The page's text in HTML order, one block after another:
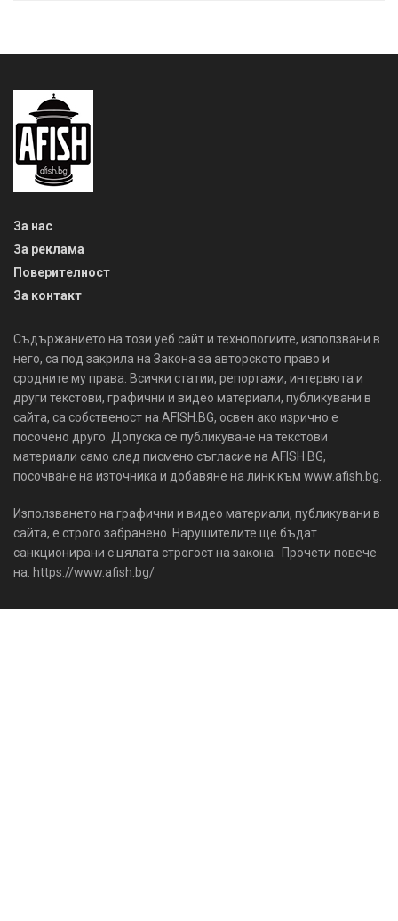
За нас
За реклама
Поверителност
За контакт
Съдържанието на този уеб сайт и технологиите, използвани в
него, са под закрила на Закона за авторското право и
сродните му права. Всички статии, репортажи, интервюта и
други текстови, графични и видео материали, публикувани в
сайта, са собственост на AFISH.BG, освен ако изрично е
посочено друго. Допуска се публикуване на текстови
материали само след писмено съгласие на AFISH.BG,
посочване на източника и добавяне на линк към www.afish.bg.
Използването на графични и видео материали, публикувани в
сайта, е строго забранено. Нарушителите ще бъдат
санкционирани с цялата строгост на закона. Прочети повече
на: https://www.afish.bg/